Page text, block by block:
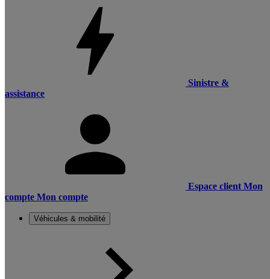
Sinistre &
assistance
Espace client Mon
compte Mon compte
Véhicules & mobilité